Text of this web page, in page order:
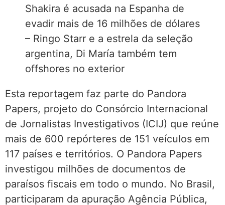
Shakira é acusada na Espanha de
evadir mais de 16 milhões de dólares
– Ringo Starr e a estrela da seleção
argentina, Di María também tem
offshores no exterior
Esta reportagem faz parte do Pandora
Papers, projeto do Consórcio Internacional
de Jornalistas Investigativos (ICIJ) que reúne
mais de 600 repórteres de 151 veículos em
117 países e territórios. O Pandora Papers
investigou milhões de documentos de
paraísos fiscais em todo o mundo. No Brasil,
participaram da apuração Agência Pública,